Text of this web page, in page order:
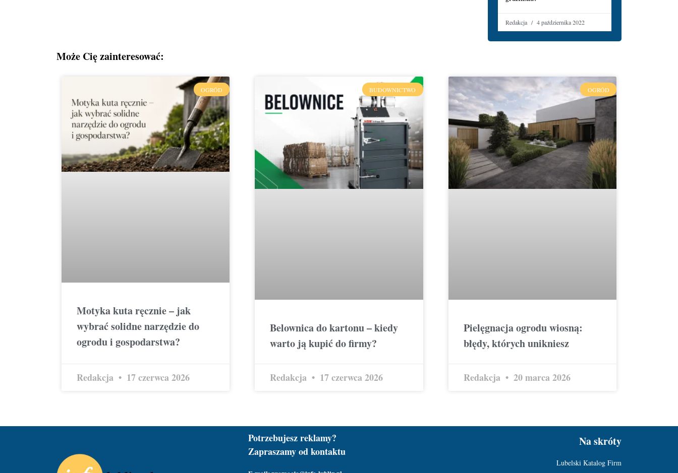
Redakcja 4 października 2022
Może Cię zainteresować:
OGRÓD
Motyka kuta ręcznie – jak
wybrać solidne narzędzie do
ogrodu i gospodarstwa?
Redakcja 17 czerwca 2026
BUDOWNICTWO
Belownica do kartonu – kiedy
warto ją kupić do firmy?
Redakcja 17 czerwca 2026
OGRÓD
Pielęgnacja ogrodu wiosną:
błędy, których unikniesz
Redakcja 20 marca 2026
Potrzebujesz reklamy?
Zapraszamy od kontaktu
Na skróty
Lubelski Katalog Firm